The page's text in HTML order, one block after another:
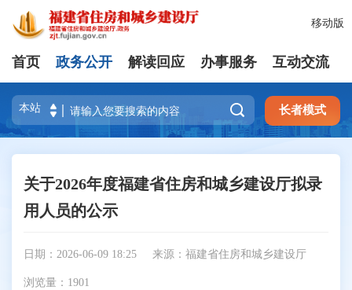
移动版
首页 政务公开 解读回应 办事服务 互动交流
 长者模式
关于2026年度福建省住房和城乡建设厅拟录
用人员的公示
日期：2026-06-09 18:25 来源：福建省住房和城乡建设厅
浏览量： 1901